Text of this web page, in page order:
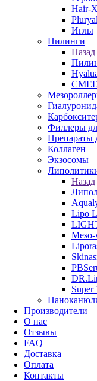
Hair-X
Pluryal
Иглы
Пилинги
Назад
Филлеры
Препараты
Коллаген
Экзосомы
Назад
Lipo
Super
Производители
О нас
Отзывы
FAQ
Доставка
Оплата
Контакты